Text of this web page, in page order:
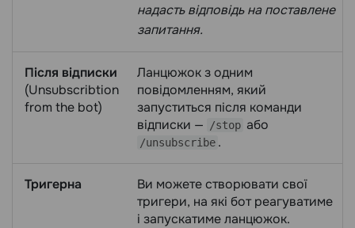
надасть відповідь на поставлене
запитання.
Після відписки
(Unsubscribtion
from the bot)
Ланцюжок з одним
повідомленням, який
запуститься після команди
відписки —
/stop або
/unsubscribe .
Тригерна
Ви можете створювати свої
тригери, на які бот реагуватиме
і запускатиме ланцюжок.